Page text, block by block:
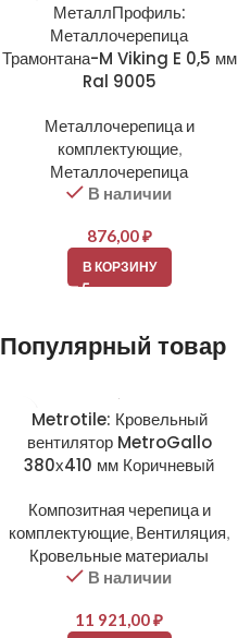
МеталлПрофиль:
Металлочерепица
Трамонтана-M Viking E 0,5 мм
Ral 9005
Металлочерепица и
комплектующие,
Металлочерепица
В наличии
876,00₽
В КОРЗИНУ
Популярный товар
Metrotile: Кровельный
вентилятор MetroGallo
380х410 мм Коричневый
Композитная черепица и
комплектующие, Вентиляция,
Кровельные материалы
В наличии
11 921,00₽